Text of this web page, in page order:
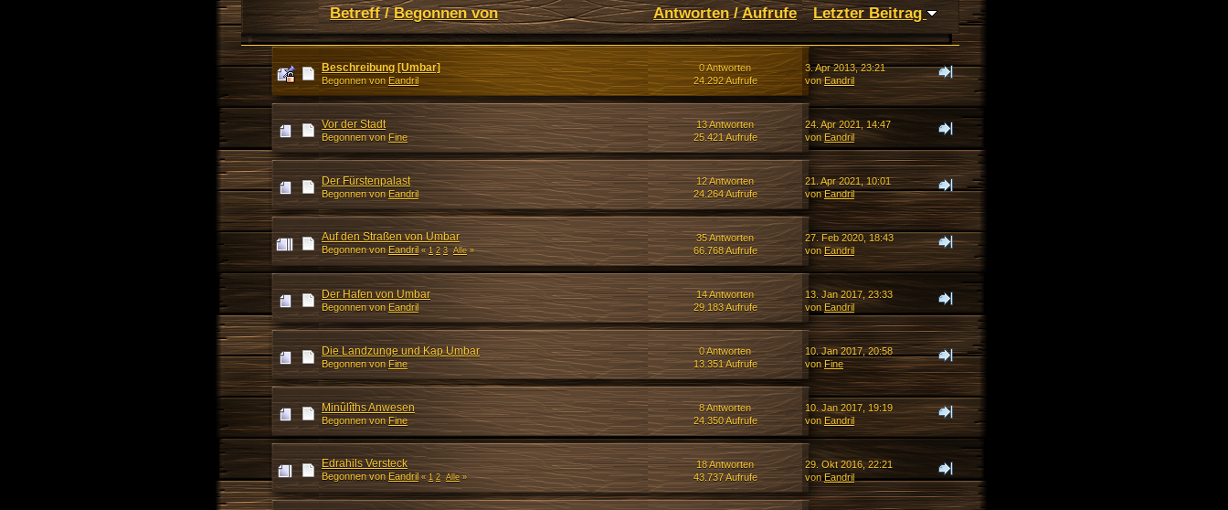
Betreff/Begonnen von Antworten/Aufrufe Letzter Beitrag
Beschreibung [Umbar]
Begonnen von Eandril
0 Antworten
24.292 Aufrufe
3. Apr 2013, 23:21
vonEandril
Vor der Stadt
Begonnen von Fine
13 Antworten
25.421 Aufrufe
24. Apr 2021, 14:47
von Eandril
Der Fürstenpalast
Begonnen von Eandril
12 Antworten
24.264 Aufrufe
21. Apr 2021, 10:01
vonEandril
Auf den Straßen von Umbar
Begonnen von Eandril «1 2 3 Alle»
35 Antworten
66.768 Aufrufe
27. Feb 2020, 18:43
vonEandril
Der Hafen von Umbar
Begonnen von Eandril
14 Antworten
29.183 Aufrufe
13. Jan 2017, 23:33
von Eandril
Die Landzunge und Kap Umbar
Begonnen von Fine
0 Antworten
13.351 Aufrufe
10. Jan 2017, 20:58
vonFine
Minûlîths Anwesen
Begonnen von Fine
8 Antworten
24.350 Aufrufe
10. Jan 2017, 19:19
von Eandril
Edrahils Versteck
Begonnen von Eandril «1 2 Alle»
18 Antworten
43.737 Aufrufe
29. Okt 2016, 22:21
vonEandril